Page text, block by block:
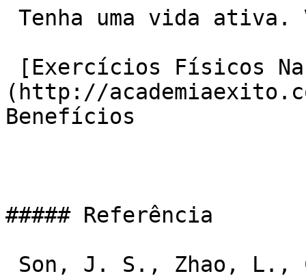
(http://
Benefícios
##### Referência